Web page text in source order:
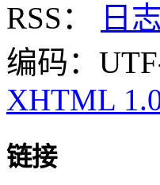
RSS：
日志
编码：
XHTML
链接